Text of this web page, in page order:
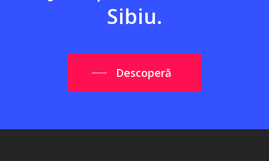
Sibiu.
Descoperă